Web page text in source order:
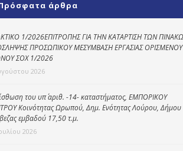
Kοινωνικό
φαρμακείο
“Βοήθεια στο σπίτι”
Κέντρο Ημερήσιας
Φροντίδας
άρθρα
1/2026ΕΠΙΤΡΟΠΗΣ ΓΙΑ ΤΗΝ ΚΑΤΑΡΤΙΣΗ ΤΩΝ
ΠΡΟΣΩΠΙΚΟΥ ΜΕΣΥΜΒΑΣΗ ΕΡΓΑΣΙΑΣ ΟΡΙΣΜΕΝΟΥ
ΣΟΧ 1/2026
2026
του υπ΄ αριθ. -14- καταστήματος, ΕΜΠΟΡΙΚΟΥ
Κοινότητας Ωρωπού, Δημ. Ενότητας Λούρου, Δήμου
εμβαδού 17,50 τ.μ.
2026